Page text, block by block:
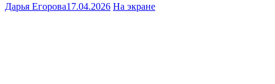
Дарья Егорова17.04.2026 На экране